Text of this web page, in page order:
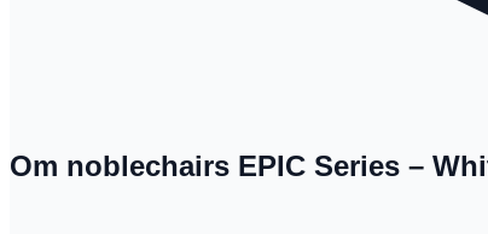
Om noblechairs EPIC Series –